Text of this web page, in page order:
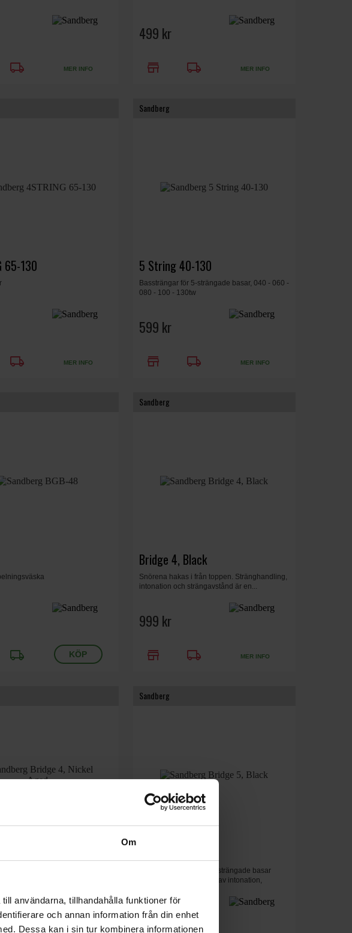
Om
användarna, tillhandahålla funktioner för
och annan information från din enhet
Dessa kan i sin tur kombinera informationen
local_shipping MER INFO
499 kr
store local_shipping MER INFO
65-130
local_shipping MER INFO
Sandberg
5 String 40-130
Bassträngar för 5-strängade basar, 040 - 060 -
080 - 100 - 130tw
599 kr
store local_shipping MER INFO
local_shipping
Sandberg
Bridge 4, Black
Snörena hakas i från toppen. Stränghandling,
intonation och strängavstånd är en...
999 kr
store local_shipping MER INFO
Sandberg
Sandberg-bryggor för 5-strängade basar
erbjuder enkel justering av intonation,
1099 kr